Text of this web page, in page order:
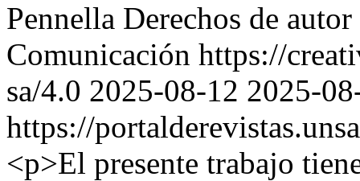
Pennella Derechos de
Comunicación https://
sa/4.0 2025-08-12 2025-
https://
<p>El presente trabajo